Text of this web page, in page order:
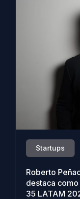
Startups
Roberto
destaca
35 LATAM